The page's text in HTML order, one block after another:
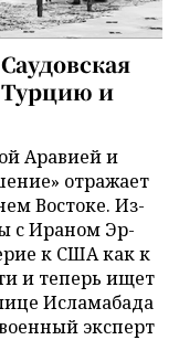
Турцию и
Аравией и
отражает
Востоке. Из-
с Ираном Эр-
к США как к
и теперь ищет
Исламабада
эксперт